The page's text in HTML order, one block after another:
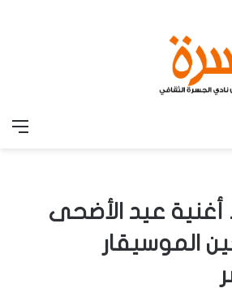
أغنية عيد الأضحى
الموسيقار